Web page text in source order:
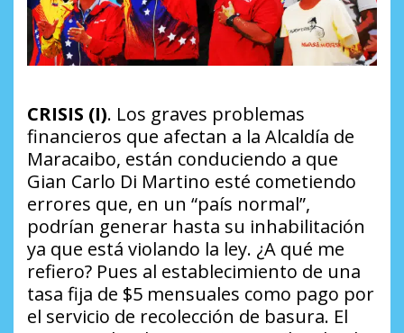
CRISIS (I). Los graves problemas
financieros que afectan a la Alcaldía de
Maracaibo, están conduciendo a que
Gian Carlo Di Martino esté cometiendo
errores que, en un “país normal”,
podrían generar hasta su inhabilitación
ya que está violando la ley. ¿A qué me
refiero? Pues al establecimiento de una
tasa fija de $5 mensuales como pago por
el servicio de recolección de basura. El